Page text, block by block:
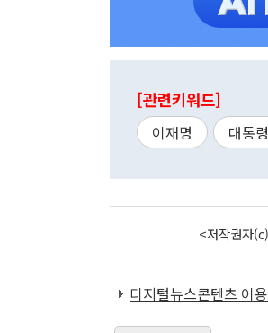
[관련키워드]
이재명 대통령
<저작권자
디지털뉴스콘텐츠 이